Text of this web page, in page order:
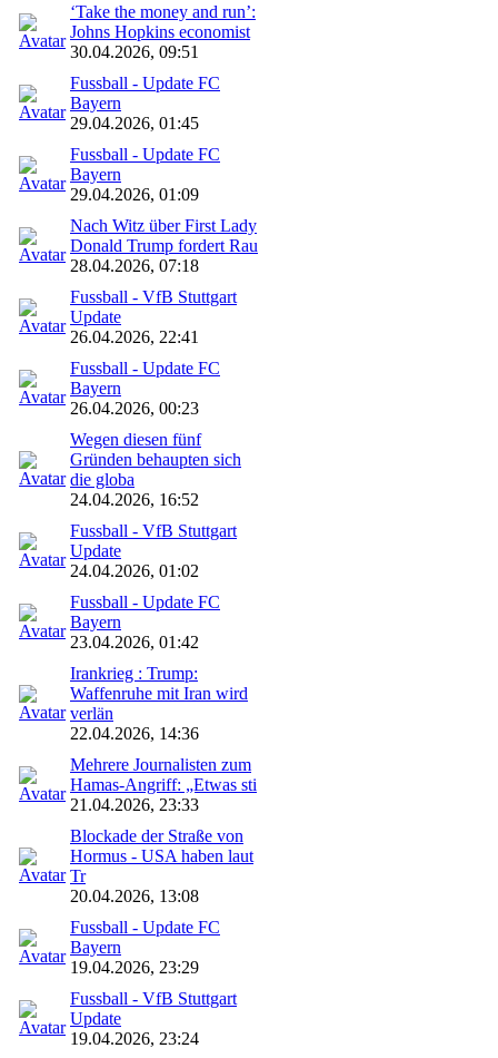
‘Take the money and run’:
Johns Hopkins economist
30.04.2026, 09:51
Fussball - Update FC
Bayern
29.04.2026, 01:45
Fussball - Update FC
Bayern
29.04.2026, 01:09
Nach Witz über First Lady
Donald Trump fordert Rau
28.04.2026, 07:18
Fussball - VfB Stuttgart
Update
26.04.2026, 22:41
Fussball - Update FC
Bayern
26.04.2026, 00:23
Wegen diesen fünf
Gründen behaupten sich
die globa
24.04.2026, 16:52
Fussball - VfB Stuttgart
Update
24.04.2026, 01:02
Fussball - Update FC
Bayern
23.04.2026, 01:42
Irankrieg : Trump:
Waffenruhe mit Iran wird
verlän
22.04.2026, 14:36
Mehrere Journalisten zum
Hamas-Angriff: „Etwas sti
21.04.2026, 23:33
Blockade der Straße von
Hormus - USA haben laut
Tr
20.04.2026, 13:08
Fussball - Update FC
Bayern
19.04.2026, 23:29
Fussball - VfB Stuttgart
Update
19.04.2026, 23:24